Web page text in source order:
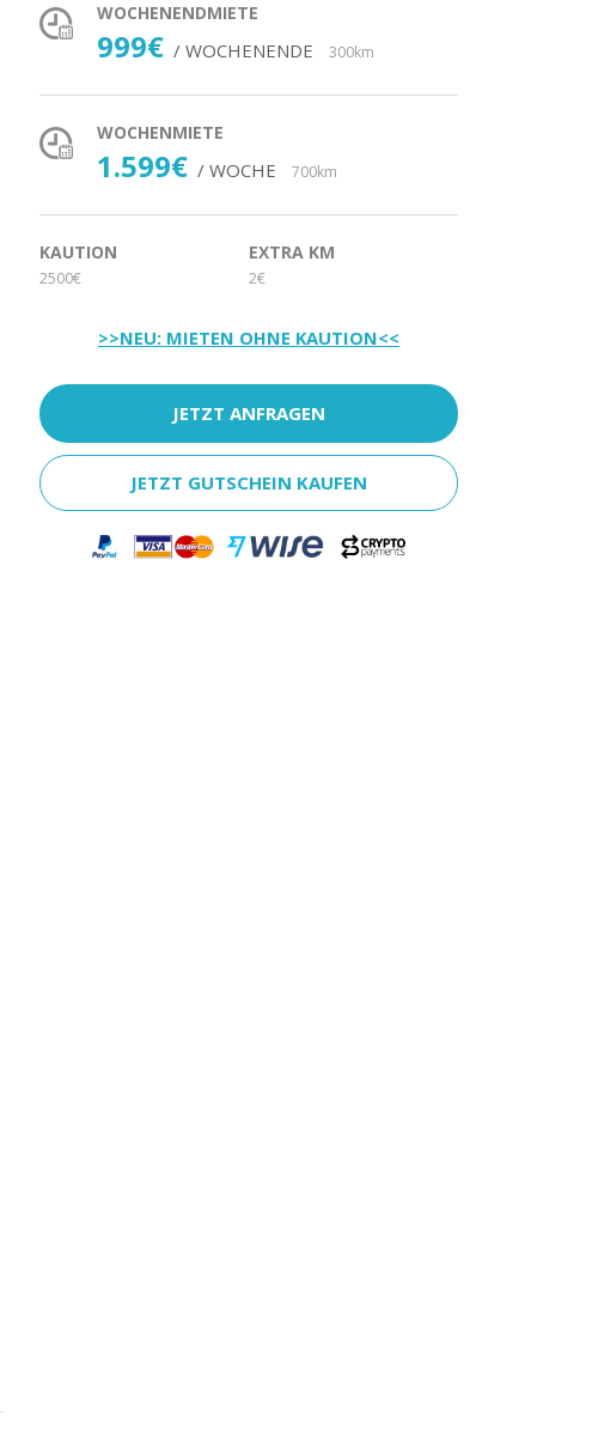
WOCHENENDMIETE
999€ / WOCHENENDE 300km
WOCHENMIETE
1.599€ / WOCHE 700km
KAUTION
2500€
EXTRA KM
2€
>>NEU: MIETEN OHNE KAUTION<<
JETZT ANFRAGEN
JETZT GUTSCHEIN KAUFEN